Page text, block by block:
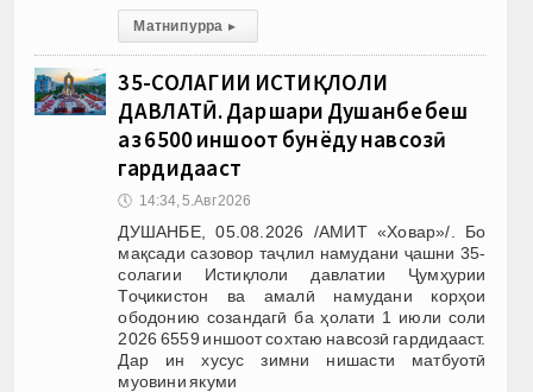
Матни пурра ▸
35-СОЛАГИИ ИСТИҚЛОЛИ
ДАВЛАТӢ. Дар шаҳри Душанбе беш
аз 6500 иншоот бунёду навсозӣ
гардидааст
🕔 14:34, 5.Авг 2026
ДУШАНБЕ, 05.08.2026 /АМИТ «Ховар»/. Бо
мақсади сазовор таҷлил намудани ҷашни 35-
солагии Истиқлоли давлатии Ҷумҳурии
Тоҷикистон ва амалӣ намудани корҳои
ободонию созандагӣ ба ҳолати 1 июли соли
2026 6559 иншоот сохтаю навсозӣ гардидааст.
Дар ин хусус зимни нишасти матбуотӣ
муовини якуми